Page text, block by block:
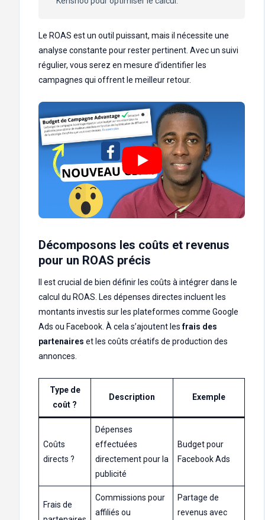
Le ROAS est un outil puissant, mais il nécessite une
analyse constante pour rester pertinent. Avec un suivi
régulier, vous serez en mesure d’identifier les
campagnes qui offrent le meilleur retour.
Décomposons les coûts et revenus
pour un ROAS précis
Il est crucial de bien définir les coûts à intégrer dans le
calcul du ROAS. Les dépenses directes incluent les
montants investis sur les plateformes comme Google
Ads ou Facebook. À cela s’ajoutent lesfrais des
partenaires et les coûts créatifs de production des
annonces.
Type de
coût ?
Description Exemple
Coûts
directs ?
Dépenses
effectuées
directement pour la
publicité
Budget pour
Facebook Ads
Frais de
Commissions pour
affiliés ou
Partage de
revenus avec